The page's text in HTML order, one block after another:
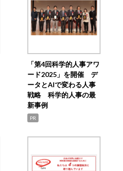
「第4回科学的人事アワ
ード2025」を開催 デ
ータとAIで変わる人事
戦略 科学的人事の最
新事例
PR